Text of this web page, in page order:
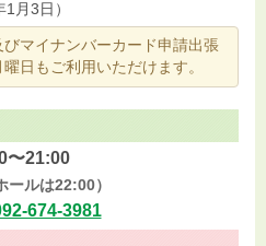
月3日）
マイナンバーカード申請出張
日もご利用いただけます。
〜21:00
ールは22:00）
674-3981